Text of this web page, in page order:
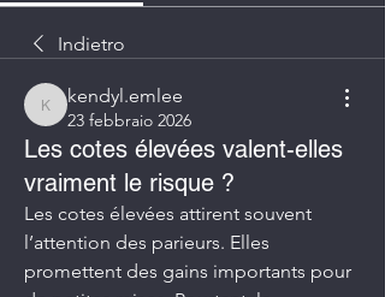
Indietro
kendyl.emlee
kendyl.emlee
23 febbraio 2026
Les cotes élevées valent-elles
vraiment le risque ?
Les cotes élevées attirent souvent
l’attention des parieurs. Elles
promettent des gains importants pour